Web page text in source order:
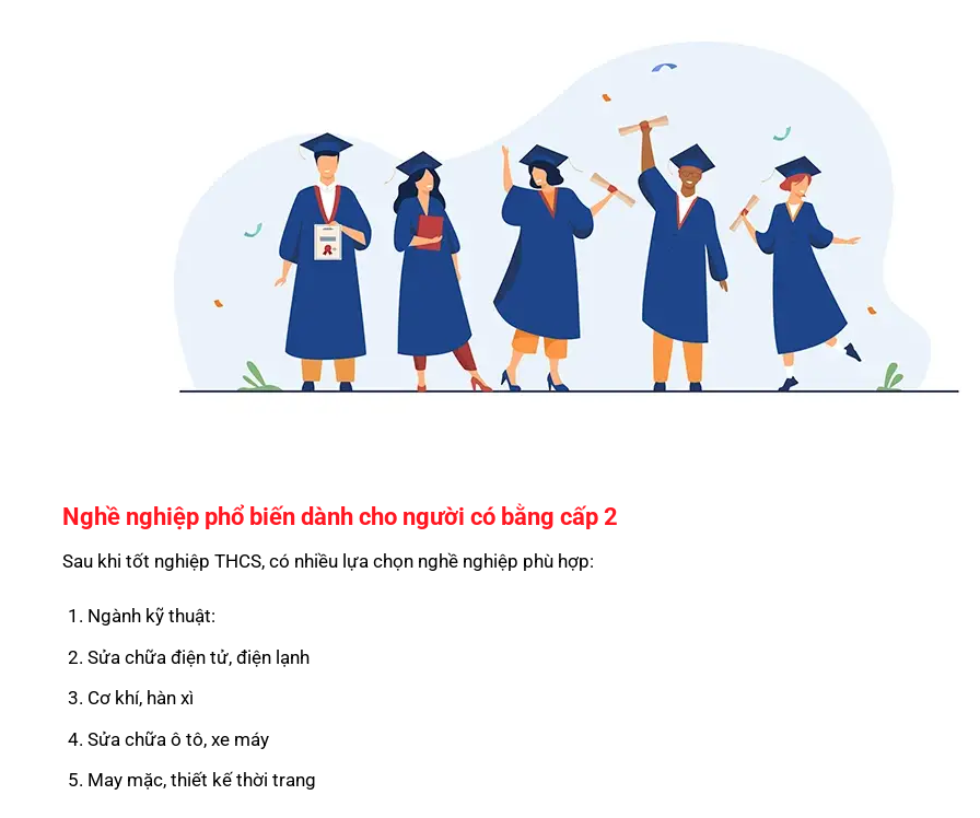
Nghề nghiệp phổ biến dành cho người có bằng cấp 2
Sau khi tốt nghiệp THCS, có nhiều lựa chọn nghề nghiệp phù hợp:
Ngành kỹ thuật:
Sửa chữa điện tử, điện lạnh
Cơ khí, hàn xì
Sửa chữa ô tô, xe máy
May mặc, thiết kế thời trang